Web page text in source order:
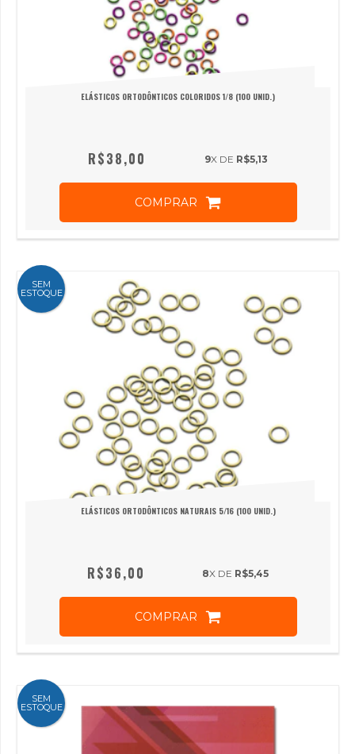
ELÁSTICOS ORTODÔNTICOS COLORIDOS 1/8 (100 UNID.)
R$38,00 9X DE R$5,13
COMPRAR
SEM
ESTOQUE
ELÁSTICOS ORTODÔNTICOS NATURAIS 5/16 (100 UNID.)
R$36,00 8X DE R$5,45
COMPRAR
SEM
ESTOQUE